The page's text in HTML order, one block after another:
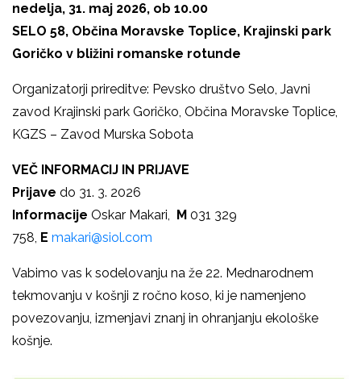
nedelja, 31. maj 2026, ob 10.00
SELO 58, Občina Moravske Toplice, Krajinski park
Goričko v bližini romanske rotunde
Organizatorji prireditve: Pevsko društvo Selo, Javni
zavod Krajinski park Goričko, Občina Moravske Toplice,
KGZS – Zavod Murska Sobota
VEČ INFORMACIJ IN PRIJAVE
Prijave do 31. 3. 2026
Informacije Oskar Makari, M 031 329
758, E makari@siol.com
Vabimo vas k sodelovanju na že 22. Mednarodnem
tekmovanju v košnji z ročno koso, ki je namenjeno
povezovanju, izmenjavi znanj in ohranjanju ekološke
košnje.